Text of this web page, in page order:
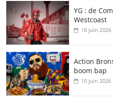
YG : de
Westcoast
18 juin 2026
Action
boom bap
10 juin 2026